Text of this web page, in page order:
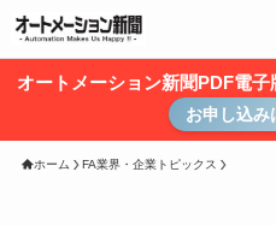
オートメーション新聞PDF電
お申し込み
ホーム FA業界・企業トピックス